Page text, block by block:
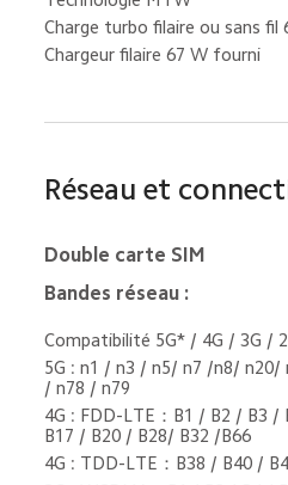
Charge turbo filaire ou sans fil
Chargeur filaire 67 W fourni
Réseau et
Double carte SIM
Bandes réseau :
Compatibilité 5G* / 4G / 3G /
5G : n1 / n3 / n5/ n7 /n8/
/ n78 / n79
4G : FDD-LTE：B1 / B2 / B3
B17 / B20 / B28/ B32 /B66
4G : TDD-LTE：B38 / B40 /